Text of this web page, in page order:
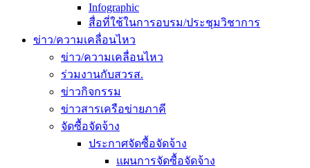
Infographic
สื่อที่ใช้ในการอบรม/ประชุมวิชาการ
ข่าว/ความเคลื่อนไหว
ข่าว/ความเคลื่อนไหว
ร่วมงานกับสวรส.
ข่าวกิจกรรม
ข่าวสารเครือข่ายภาคี
จัดซื้อจัดจ้าง
ประกาศจัดซื้อจัดจ้าง
แผนการจัดซื้อจัดจ้าง